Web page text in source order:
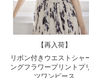
【再入荷】
リボン付きウエストシャ
ングフラワープリントプ
ツワンピース